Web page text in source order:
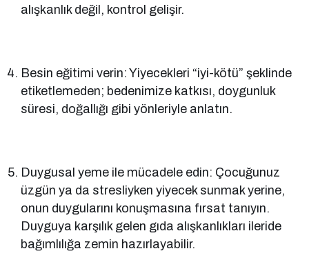
alışkanlık değil, kontrol gelişir.
Besin eğitimi verin: Yiyecekleri “iyi-kötü” şeklinde
etiketlemeden; bedenimize katkısı, doygunluk
süresi, doğallığı gibi yönleriyle anlatın.
Duygusal yeme ile mücadele edin: Çocuğunuz
üzgün ya da stresliyken yiyecek sunmak yerine,
onun duygularını konuşmasına fırsat tanıyın.
Duyguya karşılık gelen gıda alışkanlıkları ileride
bağımlılığa zemin hazırlayabilir.